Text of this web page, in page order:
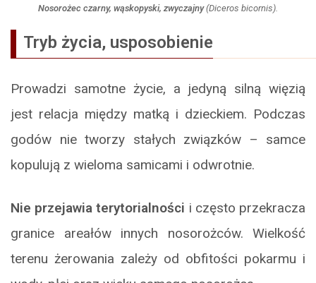
Nosorożec czarny, wąskopyski, zwyczajny(Diceros bicornis).
Tryb życia, usposobienie
Prowadzi samotne życie, a jedyną silną więzią
jest relacja między matką i dzieckiem. Podczas
godów nie tworzy stałych związków – samce
kopulują z wieloma samicami i odwrotnie.
Nie przejawia terytorialności i często przekracza
granice areałów innych nosorożców. Wielkość
terenu żerowania zależy od obfitości pokarmu i